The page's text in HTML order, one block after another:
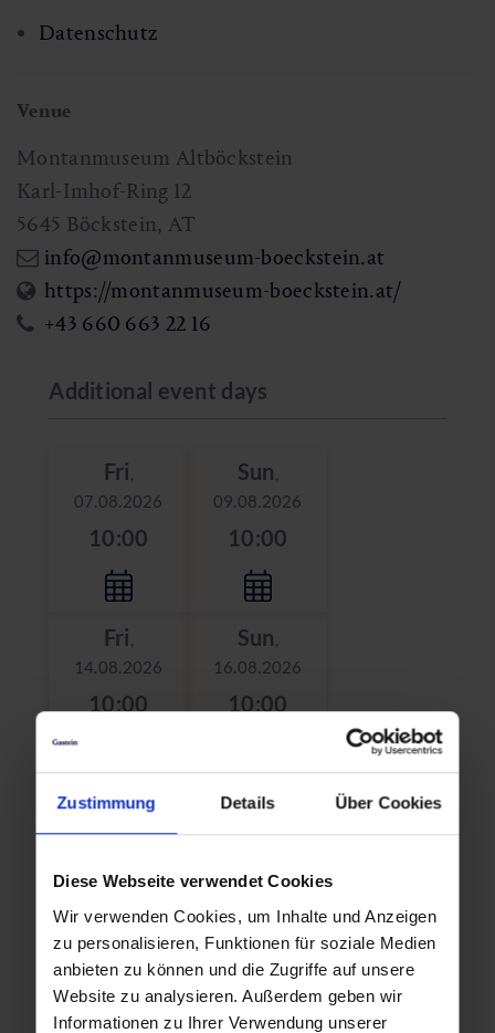
Zustimmung Details Über Cookies
Diese Webseite verwendet Cookies
Wir verwenden Cookies, um Inhalte und Anzeigen
zu personalisieren, Funktionen für soziale Medien
anbieten zu können und die Zugriffe auf unsere
Website zu analysieren. Außerdem geben wir
Informationen zu Ihrer Verwendung unserer
Datenschutz
Venue
Montanmuseum Altböckstein
Karl-Imhof-Ring 12
5645 Böckstein, AT
info@montanmuseum-boeckstein.at
https://montanmuseum-boeckstein.at/
+43 660 663 22 16
Additional event days
Fri,
07.08.2026
10:00
Sun,
09.08.2026
10:00
Fri,
14.08.2026
10:00
Sun,
16.08.2026
10:00
Fri,
21.08.2026
10:00
Sun,
23.08.2026
10:00
Fri,
28.08.2026
Sun,
30.08.2026